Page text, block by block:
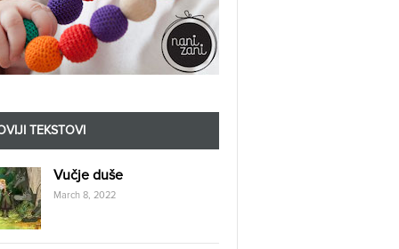
TEKSTOVI
Vučje duše
March 8, 2022